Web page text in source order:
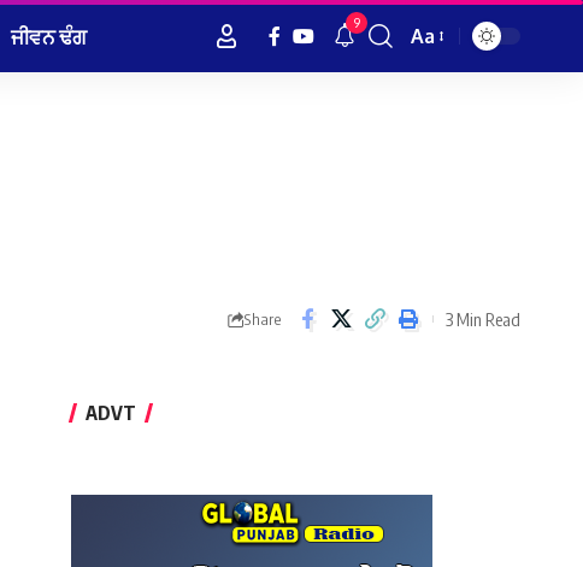
ਜੀਵਨ ਢੰਗ 9
Font
Aa
Share 3 Min Read
ADVT